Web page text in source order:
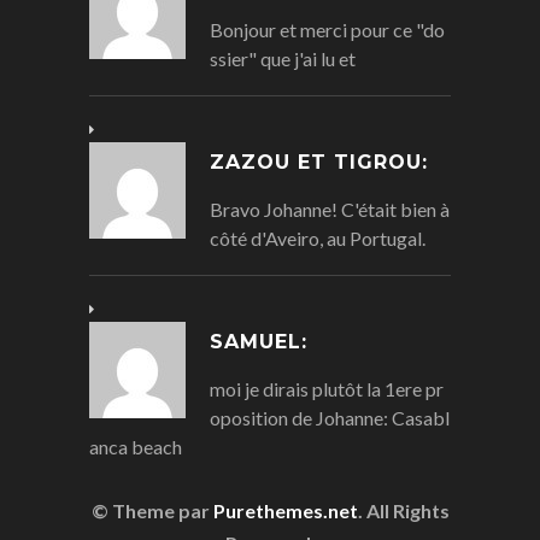
Bonjour et merci pour ce "do
ssier" que j'ai lu et
ZAZOU ET TIGROU:
Bravo Johanne! C'était bien à
côté d'Aveiro, au Portugal.
SAMUEL:
moi je dirais plutôt la 1ere pr
oposition de Johanne: Casabl
anca beach
© Theme par Purethemes.net. All Rights